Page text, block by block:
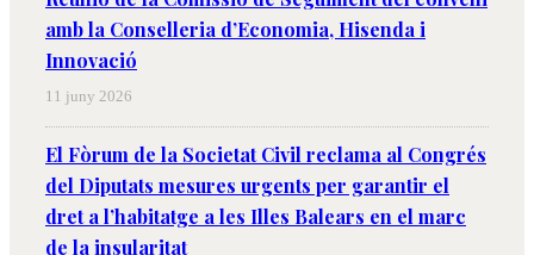
amb la Conselleria d’Economia, Hisenda i
Innovació
11 juny 2026
El Fòrum de la Societat Civil reclama al Congrés
del Diputats mesures urgents per garantir el
dret a l’habitatge a les Illes Balears en el marc
de la insularitat